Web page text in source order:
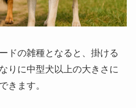
ドの雑種となると、掛ける
りに中型犬以上の大きさに
きます。